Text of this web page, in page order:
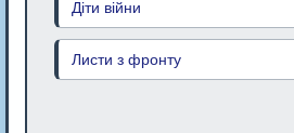
Діти війни
Листи з фронту